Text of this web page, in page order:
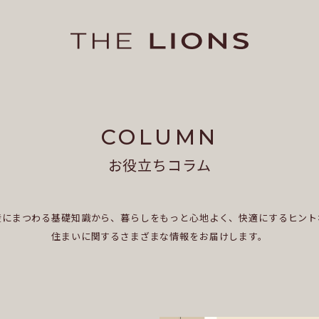
COLUMN
お役立ちコラム
まつわる基礎知識から、暮らしをもっと心地よく、快適にするヒン
住まいに関するさまざまな情報をお届けします。